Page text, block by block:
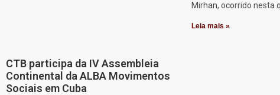
CTB participa da IV Assembleia
Continental da ALBA Movimentos
Sociais em Cuba
Mirhan, ocorrido nesta
Leia mais »